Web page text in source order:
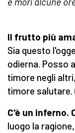
Il frutto più
Sia questo
odierna. Posso
timore negli
timore salutare.
C'è un inferno.
luogo la